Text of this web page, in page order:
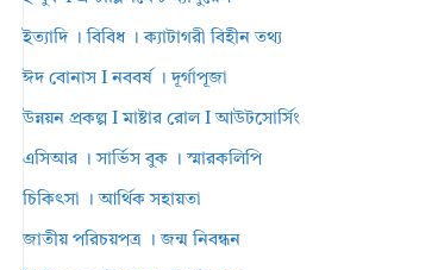
ইত্যাদি । বিবিধ । ক্যাটাগরী বিহীন তথ্য
ঈদ বোনাস I নববর্ষ । দূর্গাপূজা
উন্নয়ন প্রকল্প I মাষ্টার রোল I আউটসোর্সিং
এসিআর । সার্ভিস বুক । স্মারকলিপি
চিকিৎসা । আর্থিক সহায়তা
জাতীয় পরিচয়পত্র । জন্ম নিবন্ধন